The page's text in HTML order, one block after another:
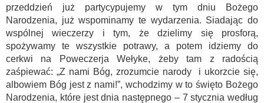
przeddzień już partycypujemy w tym dniu Bożego
Narodzenia, już wspominamy te wydarzenia. Siadając do
wspólnej wieczerzy i tym, że dzielimy się prosforą,
spożywamy te wszystkie potrawy, a potem idziemy do
cerkwi na Poweczerja Wełyke, żeby tam z radością
zaśpiewać: „Z nami Bóg, zrozumcie narody i ukorzcie się,
albowiem Bóg jest z nami!”, wchodzimy w to święto Bożego
Narodzenia, które jest dnia następnego – 7 stycznia według